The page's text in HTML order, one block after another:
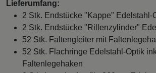
Lieferumfang:
2 Stk. Endstücke "Kappe" Edelstahl-
2 Stk. Endstücke "Rillenzylinder"
52 Stk. Faltengleiter mit
52 Stk. Flachringe Edelstahl-Optik
Faltenlegehaken